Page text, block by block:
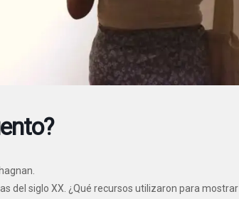
del siglo XX. ¿Qué recursos utilizaron para mostrar